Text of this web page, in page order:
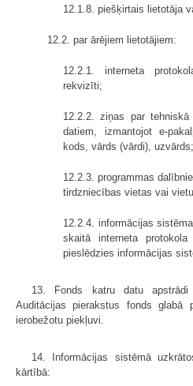
12.1.8. piešķirtais lietotāja
12.2. par ārējiem lietotājiem:
12.2.1. interneta
rekvizīti;
12.2.2. ziņas par
datiem, izmantojot e-
kods, vārds (vārdi), uzvārds;
12.2.3. programmas
tirdzniecības vietas vai
12.2.4. informācijas
skaitā interneta
pieslēdzies informācijas
13. Fonds katru datu apstrādi
Auditācijas pierakstus fonds glabā
ierobežotu piekļuvi.
14. Informācijas sistēmā
kārtībā: